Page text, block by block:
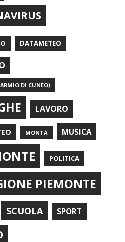
DATAMETEO
DI CUNEO)
LAVORO
MONTÀ MUSICA
POLITICA
PIEMONTE
SCUOLA SPORT